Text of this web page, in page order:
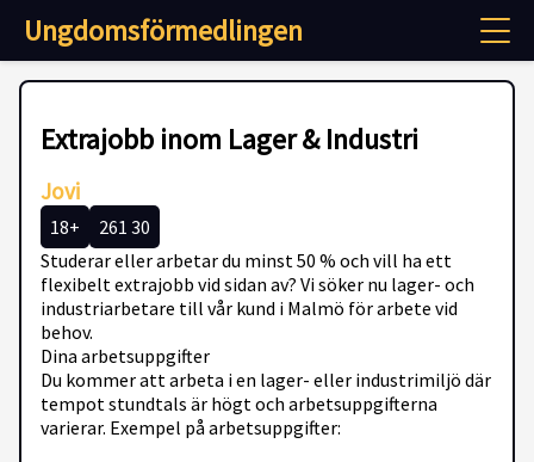
Ungdomsförmedlingen
Extrajobb inom Lager & Industri
Jovi
18+
261 30
Studerar eller arbetar du minst 50 % och vill ha ett
flexibelt extrajobb vid sidan av? Vi söker nu lager- och
industriarbetare till vår kund i Malmö för arbete vid
behov.
Dina arbetsuppgifter
Du kommer att arbeta i en lager- eller industrimiljö där
tempot stundtals är högt och arbetsuppgifterna
varierar. Exempel på arbetsuppgifter: